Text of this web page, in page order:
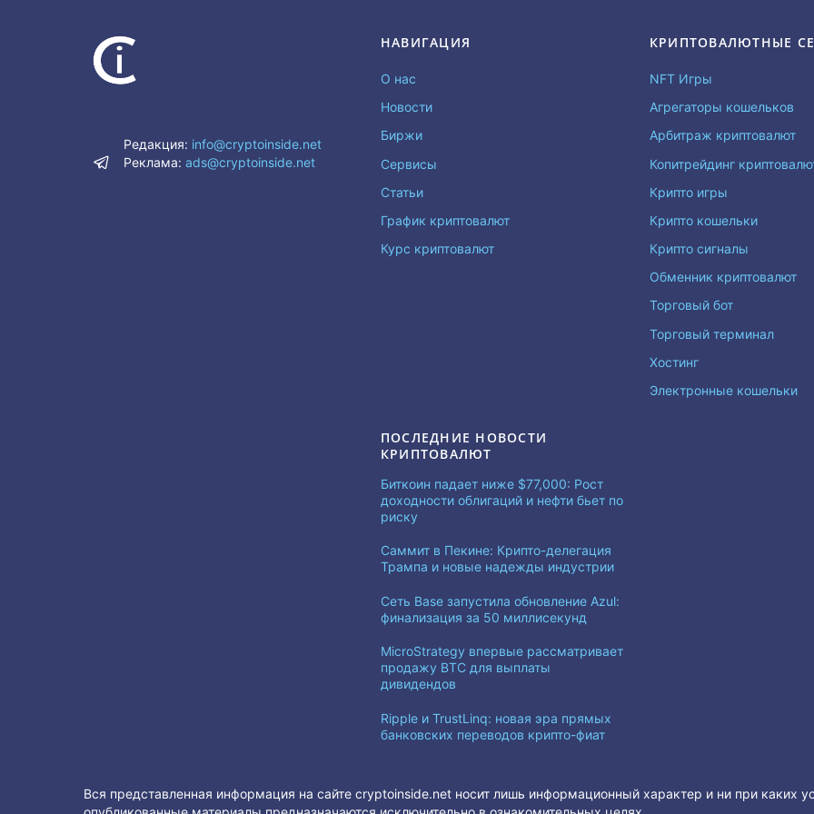
Редакция: info@cryptoinside.net
Реклама: ads@cryptoinside.net
НАВИГАЦИЯ
О нас
Новости
Биржи
Сервисы
Статьи
График криптовалют
Курс криптовалют
КРИПТОВАЛЮТНЫЕ
NFT Игры
Агрегаторы кошельков
Арбитраж криптовалют
Копитрейдинг
Крипто игры
Крипто кошельки
Крипто сигналы
Обменник криптовалют
Торговый бот
Торговый терминал
Хостинг
Электронные кошельки
ПОСЛЕДНИЕ НОВОСТИ
КРИПТОВАЛЮТ
Биткоин падает ниже $77,000: Рост
доходности облигаций и нефти бьет по
риску
Саммит в Пекине: Крипто-делегация
Трампа и новые надежды индустрии
Сеть Base запустила обновление Azul:
финализация за 50 миллисекунд
MicroStrategy впервые рассматривает
продажу BTC для выплаты
дивидендов
Ripple и TrustLinq: новая эра прямых
банковских переводов крипто-фиат
Вся представленная информация на сайте cryptoinside.net носит лишь информационный характер и ни при каких